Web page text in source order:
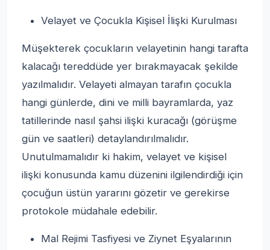
Velayet ve Çocukla Kişisel İlişki Kurulması
Müşekterek çocukların velayetinin hangi tarafta
kalacağı tereddüde yer bırakmayacak şekilde
yazılmalıdır. Velayeti almayan tarafın çocukla
hangi günlerde, dini ve milli bayramlarda, yaz
tatillerinde nasıl şahsi ilişki kuracağı (görüşme
gün ve saatleri) detaylandırılmalıdır.
Unutulmamalıdır ki hakim, velayet ve kişisel
ilişki konusunda kamu düzenini ilgilendirdiği için
çocuğun üstün yararını gözetir ve gerekirse
protokole müdahale edebilir.
Mal Rejimi Tasfiyesi ve Ziynet Eşyalarının